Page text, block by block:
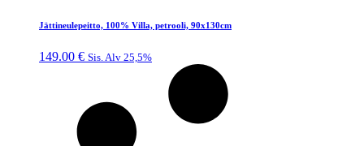
Jättineulepeitto, 100% Villa, petrooli, 90x130cm
149.00 € Sis. Alv 25,5%